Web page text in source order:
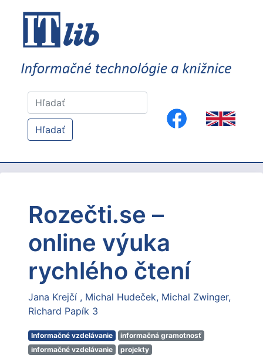
Hľadať
Rozečti.se –
online výuka
rychlého čtení
Jana Krejčí Michal Hudeček Michal Zwinger
Richard Papík 3
Informačné vzdelávanie
informačná gramotnosť
informačné vzdelávanie
projekty